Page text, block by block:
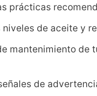
prácticas
de aceite y
mantenimiento de
de